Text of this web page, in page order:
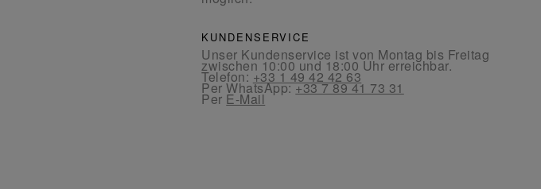
KUNDENSERVICE
Unser Kundenservice ist von Montag bis Freitag
zwischen 10:00 und 18:00 Uhr erreichbar.
Telefon:+33 1 49 42 42 63
Per WhatsApp:+33 7 89 41 73 31
Per E-Mail